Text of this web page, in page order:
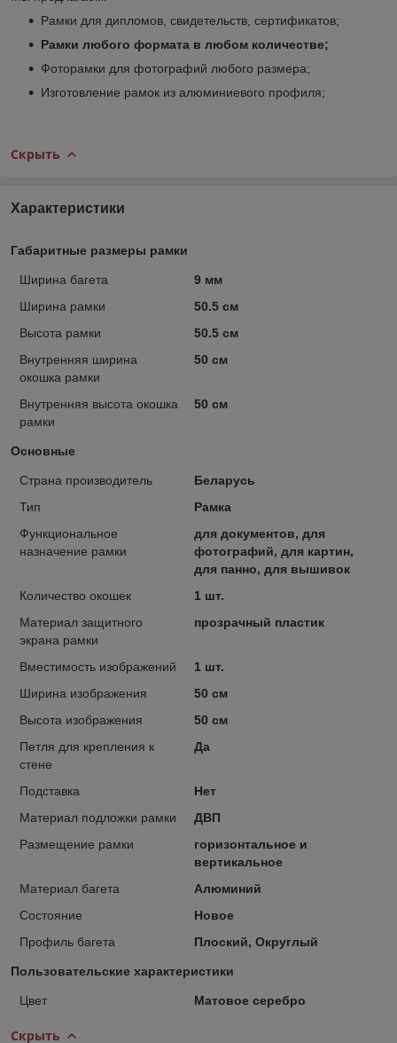
Рамки для дипломов, свидетельств, сертификатов;
Рамки любого формата в любом количестве;
Фоторамки для фотографий любого размера;
Изготовление рамок из алюминиевого профиля;
Скрыть
Характеристики
Габаритные размеры рамки
Ширина багета
9 мм
Ширина рамки
50.5 см
Высота рамки
50.5 см
Внутренняя ширина
окошка рамки
50 см
Внутренняя высота окошка
рамки
50 см
Основные
Страна производитель
Беларусь
Тип
Рамка
Функциональное
назначение рамки
для документов, для
фотографий, для картин,
для панно, для вышивок
Количество окошек
1 шт.
Материал защитного
экрана рамки
прозрачный пластик
Вместимость изображений
1 шт.
Ширина изображения
50 см
Высота изображения
50 см
Петля для крепления к
стене
Да
Подставка
Нет
Материал подложки рамки
ДВП
Размещение рамки
горизонтальное и
вертикальное
Материал багета
Алюминий
Состояние
Новое
Профиль багета
Плоский, Округлый
Пользовательские характеристики
Цвет Матовое серебро
Скрыть